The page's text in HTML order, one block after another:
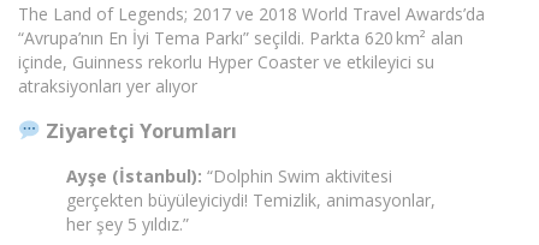
The Land of Legends; 2017 ve 2018 World Travel Awards’da
“Avrupa’nın En İyi Tema Parkı” seçildi. Parkta 620 km² alan
içinde, Guinness rekorlu Hyper Coaster ve etkileyici su
atraksiyonları yer alıyor
Ziyaretçi Yorumları
Ayşe (İstanbul): “Dolphin Swim aktivitesi
gerçekten büyüleyiciydi! Temizlik, animasyonlar,
her şey 5 yıldız.”